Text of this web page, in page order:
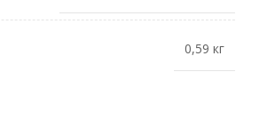
0,59 кг